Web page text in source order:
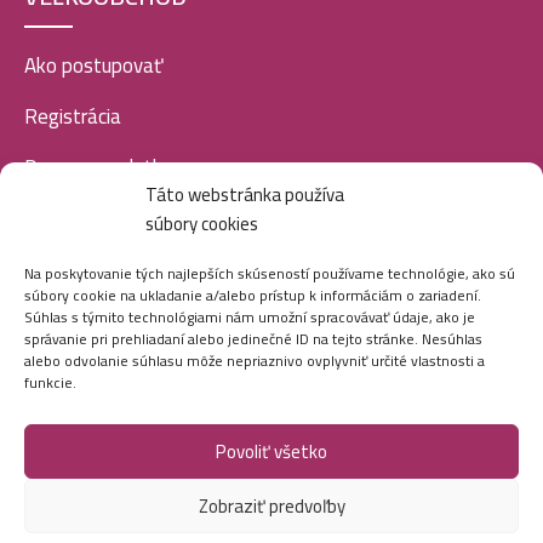
Táto webstránka používa
súbory cookies
Na poskytovanie tých najlepších skúseností používame technológie, ako sú
súbory cookie na ukladanie a/alebo prístup k informáciám o zariadení.
Súhlas s týmito technológiami nám umožní spracovávať údaje, ako je
správanie pri prehliadaní alebo jedinečné ID na tejto stránke. Nesúhlas
alebo odvolanie súhlasu môže nepriaznivo ovplyvniť určité vlastnosti a
funkcie.
Povoliť všetko
Zobraziť predvoľby
Kallos šampón na vlasy 1L- Egg
4,49 3,49€
Kallos šampón na vlasy 1L- Jasmine
Kallos šampón na vlasy 1L- Chocolate
4,49€
Kallos šampón na vlasy 1L- Banana
Ako postupovať
Registrácia
Doprava a platba
SOCIÁLNE SIETE
Marei.sk - Všetky práva vyhradené - 2026
Vytvorila digitálna agentúraAmetica.